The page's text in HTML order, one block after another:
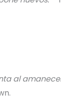
al